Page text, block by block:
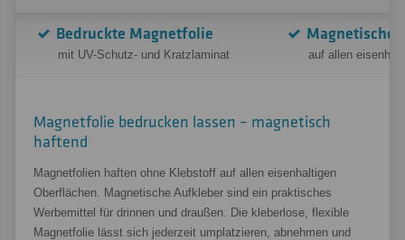
Bedruckte Magnetfolie
mit UV-Schutz- und Kratzlaminat
Magnetische
auf allen
Magnetfolie bedrucken lassen – magnetisch
haftend
Magnetfolien haften ohne Klebstoff auf allen eisenhaltigen
Oberflächen. Magnetische Aufkleber sind ein praktisches
Werbemittel für drinnen und draußen. Die kleberlose, flexible
Magnetfolie lässt sich jederzeit umplatzieren, abnehmen und